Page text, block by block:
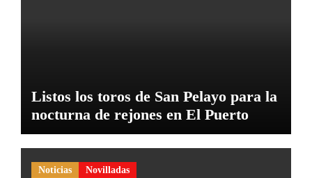
Listos los toros de San Pelayo para la
nocturna de rejones en El Puerto
Noticias Novilladas